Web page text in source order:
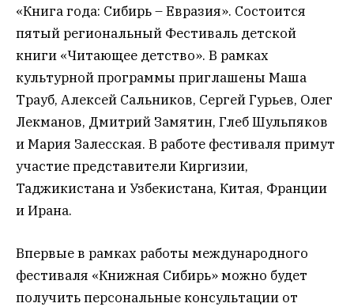
«Книга года: Сибирь – Евразия». Состоится
пятый региональный Фестиваль детской
книги «Читающее детство». В рамках
культурной программы приглашены Маша
Трауб, Алексей Сальников, Сергей Гурьев, Олег
Лекманов, Дмитрий Замятин, Глеб Шульпяков
и Мария Залесская. В работе фестиваля примут
участие представители Киргизии,
Таджикистана и Узбекистана, Китая, Франции
и Ирана.
Впервые в рамках работы международного
фестиваля «Книжная Сибирь» можно будет
получить персональные консультации от